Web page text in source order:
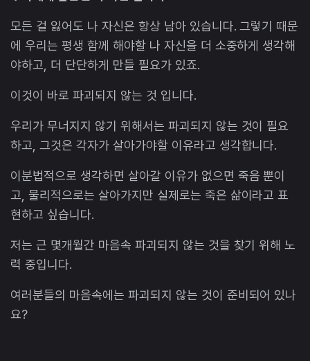
모든 걸 잃어도 나 자신은 항상 남아 있습니다. 그렇기 때문
에 우리는 평생 함께 해야할 나 자신을 더 소중하게 생각해
야하고, 더 단단하게 만들 필요가 있죠.
이것이 바로 파괴되지 않는 것 입니다.
우리가 무너지지 않기 위해서는 파괴되지 않는 것이 필요
하고, 그것은 각자가 살아가야할 이유라고 생각합니다.
이분법적으로 생각하면 살아갈 이유가 없으면 죽음 뿐이
고, 물리적으로는 살아가지만 실제로는 죽은 삶이라고 표
현하고 싶습니다.
저는 근 몇개월간 마음속 파괴되지 않는 것을 찾기 위해 노
력 중입니다.
여러분들의 마음속에는 파괴되지 않는 것이 준비되어 있나
요?